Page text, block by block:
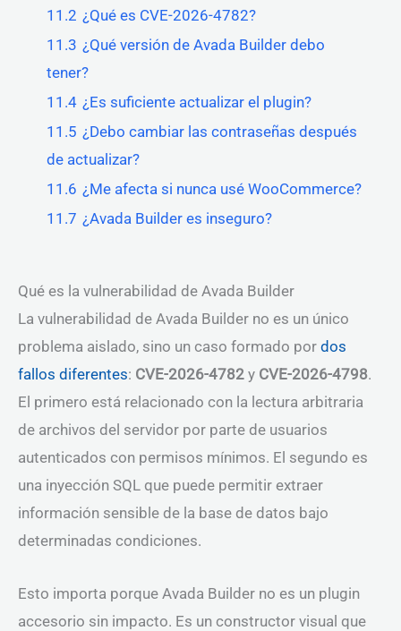
11.2 ¿Qué es CVE-2026-4782?
11.3 ¿Qué versión de Avada Builder debo
tener?
11.4 ¿Es suficiente actualizar el plugin?
11.5 ¿Debo cambiar las contraseñas después
de actualizar?
11.6 ¿Me afecta si nunca usé WooCommerce?
11.7 ¿Avada Builder es inseguro?
Qué es la vulnerabilidad de Avada Builder
La vulnerabilidad de Avada Builder no es un único
problema aislado, sino un caso formado por dos
fallos diferentes: CVE-2026-4782 y CVE-2026-4798.
El primero está relacionado con la lectura arbitraria
de archivos del servidor por parte de usuarios
autenticados con permisos mínimos. El segundo es
una inyección SQL que puede permitir extraer
información sensible de la base de datos bajo
determinadas condiciones.
Esto importa porque Avada Builder no es un plugin
accesorio sin impacto. Es un constructor visual que